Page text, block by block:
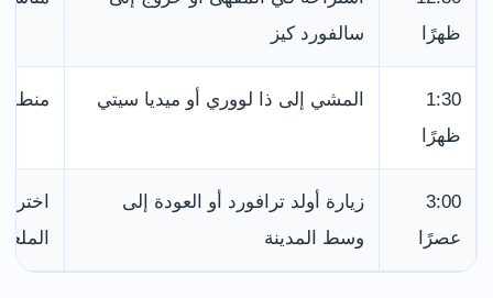
ظهرًا
سالفورد كيز
1:30
ظهرًا
المشي إلى ذا لووري أو ميديا سيتي
3:00
عصرًا
زيارة أولد ترافورد أو العودة إلى
وسط المدينة
اختر